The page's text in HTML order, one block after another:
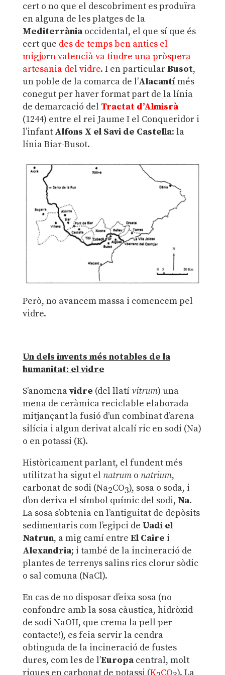
cert o no que el descobriment es produïra
en alguna de les platges de la
Mediterràniaoccidental, el que sí que és
cert que des de temps ben antics el
migjorn valencià va tindre una pròspera
artesania del vidre. I en particularBusot,
un poble de la comarca de l’Alacantímés
conegut per haver format part de la línia
de demarcació del Tractat d’Almisrà
(1244) entre el rei Jaume I el Conqueridor i
l’infant Alfons X el Savi de Castella: la
línia Biar-Busot.
Però, no avancem massa i comencem pel
vidre.
Un dels invents més notables de la
humanitat: el vidre
S’anomenavidre (del llatívitrum) una
mena de ceràmica reciclable elaborada
mitjançant la fusió d’un combinat d’arena
silícia i algun derivat alcalí ric en sodi (Na)
o en potassi (K).
Històricament parlant, el fundent més
utilitzat ha sigut el natrumo natrium,
carbonat de sodi (Na2CO3), sosa o soda, i
d’on deriva el símbol químic del sodi, Na.
La sosa s’obtenia en l’antiguitat de depòsits
sedimentaris com l’egipci de Uadi el
Natrun, a mig camí entre El Caire i
Alexandria; i també de la incineració de
plantes de terrenys salins rics clorur sòdic
o sal comuna (NaCl).
En cas de no disposar d’eixa sosa (no
confondre amb la sosa càustica, hidròxid
de sodi NaOH, que crema la pell per
contacte!), es feia servir la cendra
obtinguda de la incineració de fustes
dures, com les de l’Europacentral, molt